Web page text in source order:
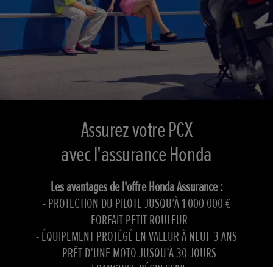
Assurez votre PCX
avec l'assurance Honda
Les avantages de l'offre Honda Assurance :
- PROTECTION DU PILOTE JUSQU’À 1 000 000 €
- FORFAIT PETIT ROULEUR
- ÉQUIPEMENT PROTÉGÉ EN VALEUR À NEUF 3 ANS
- PRÊT D’UNE MOTO JUSQU’À 30 JOURS